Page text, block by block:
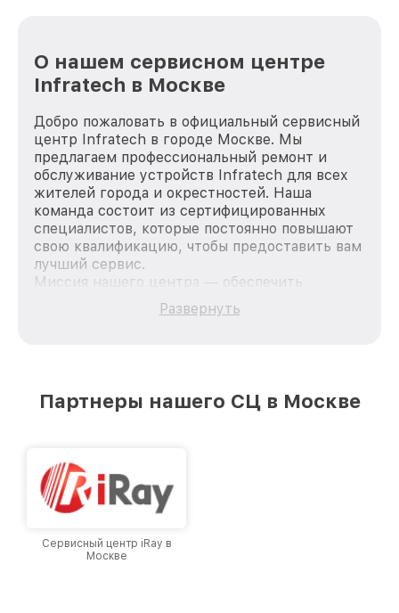
О нашем сервисном центре
Infratech в Москве
Добро пожаловать в официальный сервисный
центр Infratech в городе Москве. Мы
предлагаем профессиональный ремонт и
обслуживание устройств Infratech для всех
жителей города и окрестностей. Наша
команда состоит из сертифицированных
специалистов, которые постоянно повышают
свою квалификацию, чтобы предоставить вам
лучший сервис.
Миссия нашего центра — обеспечить
качественный и доступный ремонт для
каждого пользователя продукции Infratech,
лучшим сервисным центром Infratech в
Развернуть
Партнеры нашего СЦ в Москве
Сервисный центр iRay в
Москве